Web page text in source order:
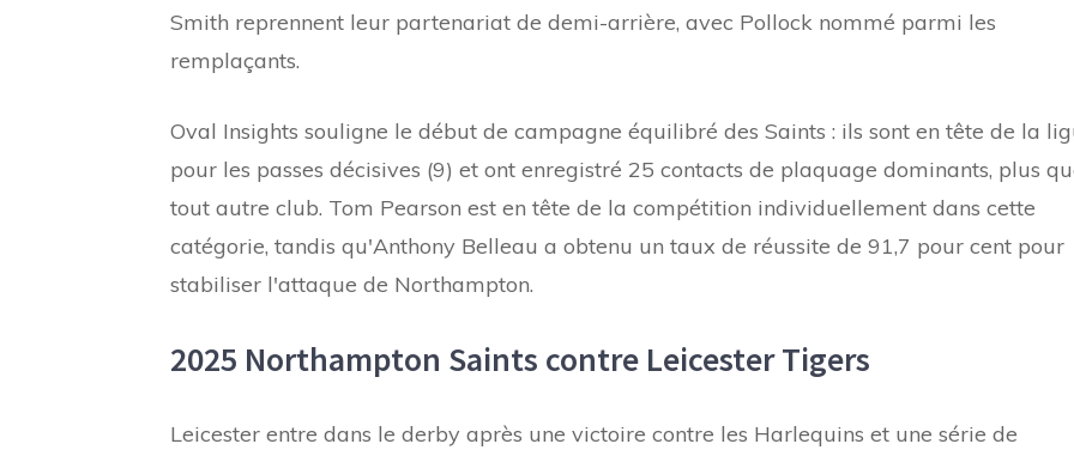
Smith reprennent leur partenariat de demi-arrière, avec Pollock nommé parmi les
remplaçants.
Oval Insights souligne le début de campagne équilibré des Saints : ils sont en tête de la
pour les passes décisives (9) et ont enregistré 25 contacts de plaquage dominants, plus
tout autre club. Tom Pearson est en tête de la compétition individuellement dans cette
catégorie, tandis qu'Anthony Belleau a obtenu un taux de réussite de 91,7 pour cent pour
stabiliser l'attaque de Northampton.
2025 Northampton Saints contre Leicester Tigers
Leicester entre dans le derby après une victoire contre les Harlequins et une série de